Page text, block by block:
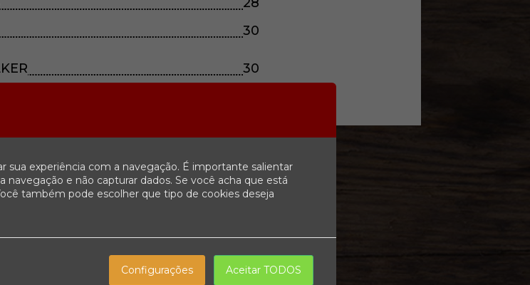
30
30
sua experiência com a navegação. É importante salientar
navegação e não capturar dados. Se você acha que está
também pode escolher que tipo de cookies deseja
Configurações Aceitar TODOS